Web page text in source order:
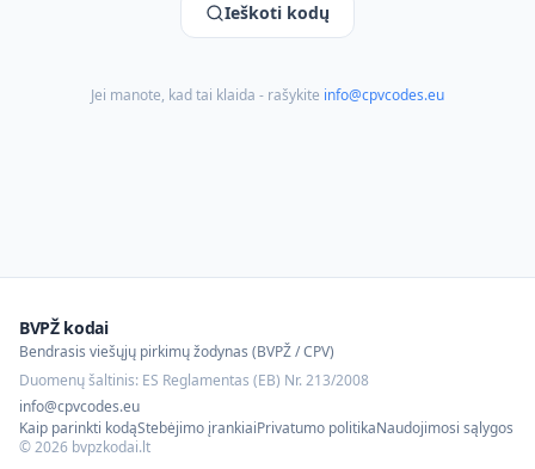
Ieškoti kodų
Jei manote, kad tai klaida - rašykite info@cpvcodes.eu
BVPŽ kodai
Bendrasis viešųjų pirkimų žodynas (BVPŽ / CPV)
Duomenų šaltinis: ES Reglamentas (EB) Nr. 213/2008
info@cpvcodes.eu
Kaip parinkti kodąStebėjimo įrankiaiPrivatumo politikaNaudojimosi sąlygos
©2026 bvpzkodai.lt